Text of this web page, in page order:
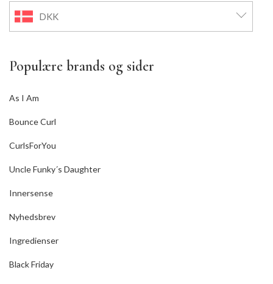
DKK
Populære brands og sider
As I Am
Bounce Curl
CurlsForYou
Uncle Funky´s Daughter
Innersense
Nyhedsbrev
Ingredienser
Black Friday